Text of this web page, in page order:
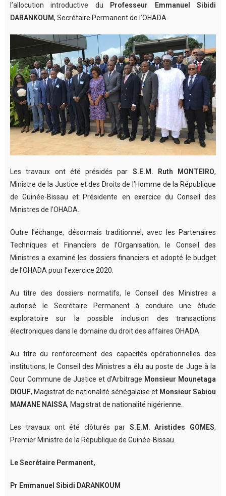
l’allocution introductive du
Professeur Emmanuel Sibidi
DARANKOUM, Secrétaire Permanent de l’OHADA.
Les travaux ont été présidés par S.E.M. Ruth MONTEIRO,
Ministre de la Justice et des Droits de l’Homme de la République
de Guinée-Bissau et Présidente en exercice du Conseil des
Ministres de l’OHADA.
Outre l’échange, désormais traditionnel, avec les Partenaires
Techniques et Financiers de l’Organisation, le Conseil des
Ministres a examiné les dossiers financiers et adopté le budget
de l’OHADA pour l’exercice 2020.
Au titre des dossiers normatifs, le Conseil des Ministres a
autorisé le Secrétaire Permanent à conduire une étude
exploratoire sur la possible inclusion des transactions
électroniques dans le domaine du droit des affaires OHADA.
Au titre du renforcement des capacités opérationnelles des
institutions, le Conseil des Ministres a élu au poste de Juge à la
Cour Commune de Justice et d’Arbitrage Monsieur Mounetaga
DIOUF, Magistrat de nationalité sénégalaise et Monsieur Sabiou
MAMANE NAISSA, Magistrat de nationalité nigérienne.
Les travaux ont été clôturés par S.E.M. Aristides GOMES,
Premier Ministre de la République de Guinée-Bissau.
Le Secrétaire Permanent,
Pr Emmanuel Sibidi DARANKOUM